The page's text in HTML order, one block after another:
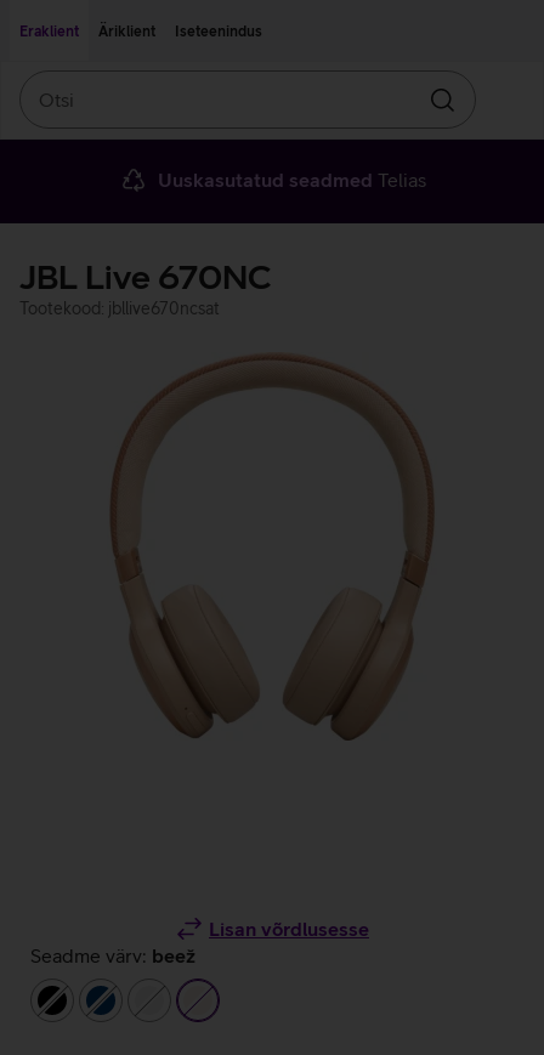
Eraklient
Äriklient Iseteenindus
Otsin
Uuskasutatud seadmed Telias
JBL Live 670NC
Tootekood: jbllive670ncsat
Lisan võrdlusesse
Seadme värv: beež
musttumesinine
valgebeež